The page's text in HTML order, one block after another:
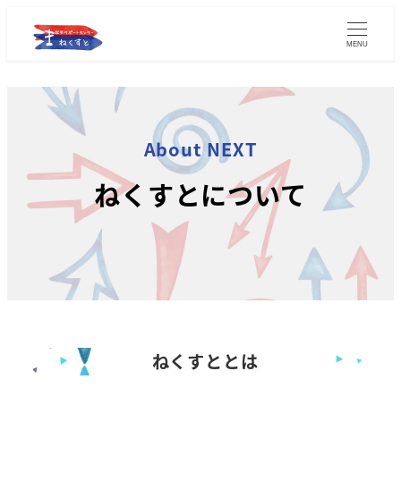
MENU
About NEXT
ねくすとについて
ねくすととは